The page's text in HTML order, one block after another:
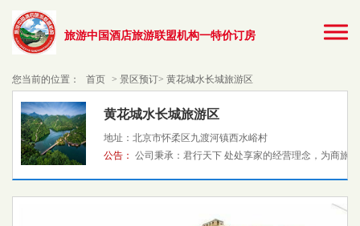
旅游中国酒店旅游联盟机构一特价订房
您当前的位置： 首页 > 景区预订> 黄花城水长城旅游区
黄花城水长城旅游区
地址：北京市怀柔区九渡河镇西水峪村
公告： 公司秉承：君行天下 处处享家的经营理念，为商旅